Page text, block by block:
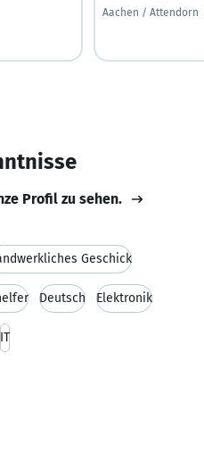
Aachen / Attendorn
Profil zu sehen.
Geschick
Deutsch Elektronik
IT